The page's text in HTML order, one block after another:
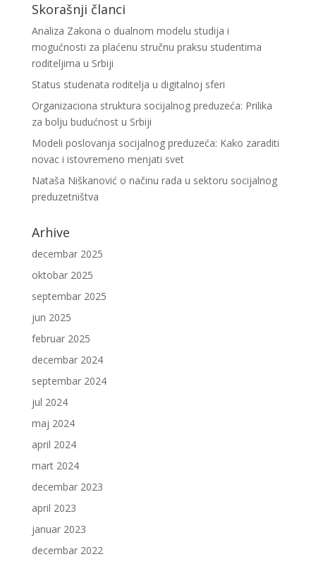
Skorašnji članci
Analiza Zakona o dualnom modelu studija i
mogućnosti za plaćenu stručnu praksu studentima
roditeljima u Srbiji
Status studenata roditelja u digitalnoj sferi
Organizaciona struktura socijalnog preduzeća: Prilika
za bolju budućnost u Srbiji
Modeli poslovanja socijalnog preduzeća: Kako zaraditi
novac i istovremeno menjati svet
Nataša Niškanović o načinu rada u sektoru socijalnog
preduzetništva
Arhive
decembar 2025
oktobar 2025
septembar 2025
jun 2025
februar 2025
decembar 2024
septembar 2024
jul 2024
maj 2024
april 2024
mart 2024
decembar 2023
april 2023
januar 2023
decembar 2022